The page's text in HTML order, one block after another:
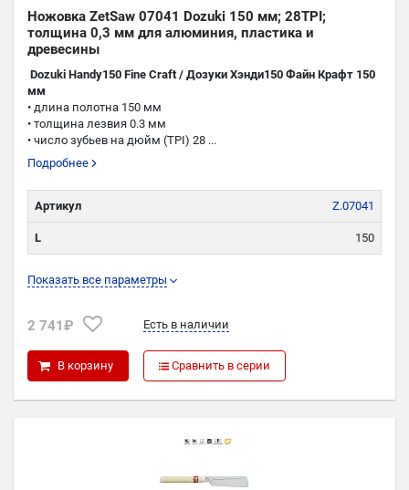
Ножовка ZetSaw 07041 Dozuki 150 мм; 28TPI;
толщина 0,3 мм для алюминия, пластика и
древесины
Dozuki Handy150 Fine Craft / Дозуки Хэнди150 Файн Крафт 150
мм
• длина полотна 150 мм
• толщина лезвия 0.3 мм
• число зубьев на дюйм (TPI) 28 ...
Подробнее
Показать все параметры
Артикул Z.07041
L 150
P
2 741₽ Есть в наличии
В корзину Сравнить в серии